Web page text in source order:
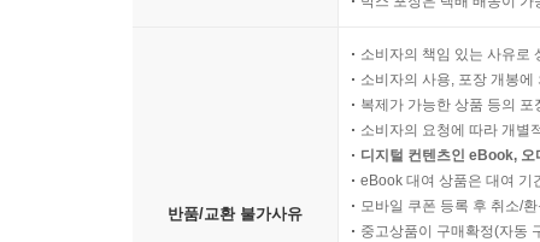
반품/교환 불가사유
소비자의 책임 있는 사유로
소비자의 사용, 포장 개봉
복제가 가능한 상품 등의
소비자의 요청에 따라 개별
디지털 컨텐츠인 eBook,
eBook 대여 상품은 대여 기
모바일 쿠폰 등록 후 취소/
중고상품이 구매확정(자동